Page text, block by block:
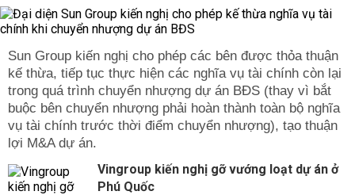
Sun Group kiến nghị cho phép các bên được thỏa thuận
kế thừa, tiếp tục thực hiện các nghĩa vụ tài chính còn lại
trong quá trình chuyển nhượng dự án BĐS (thay vì bắt
buộc bên chuyển nhượng phải hoàn thành toàn bộ nghĩa
vụ tài chính trước thời điểm chuyển nhượng), tạo thuận
lợi M&A dự án.
Vingroup kiến nghị gỡ vướng loạt dự án ở
Phú Quốc